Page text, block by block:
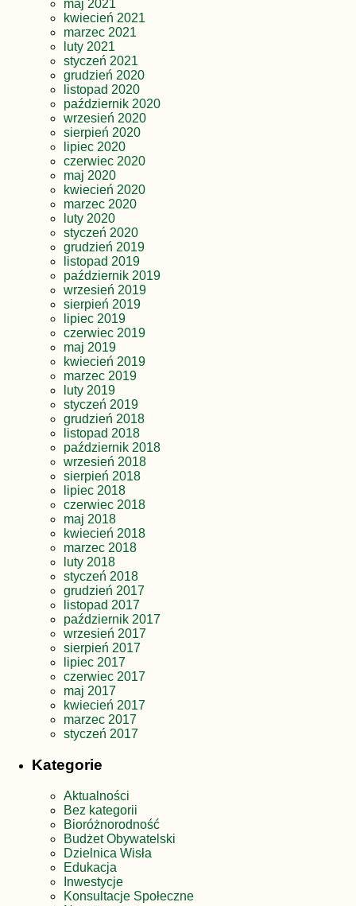
maj 2021
kwiecień 2021
marzec 2021
luty 2021
styczeń 2021
grudzień 2020
listopad 2020
październik 2020
wrzesień 2020
sierpień 2020
lipiec 2020
czerwiec 2020
maj 2020
kwiecień 2020
marzec 2020
luty 2020
styczeń 2020
grudzień 2019
listopad 2019
październik 2019
wrzesień 2019
sierpień 2019
lipiec 2019
czerwiec 2019
maj 2019
kwiecień 2019
marzec 2019
luty 2019
styczeń 2019
grudzień 2018
listopad 2018
październik 2018
wrzesień 2018
sierpień 2018
lipiec 2018
czerwiec 2018
maj 2018
kwiecień 2018
marzec 2018
luty 2018
styczeń 2018
grudzień 2017
listopad 2017
październik 2017
wrzesień 2017
sierpień 2017
lipiec 2017
czerwiec 2017
maj 2017
kwiecień 2017
marzec 2017
styczeń 2017
Kategorie
Aktualności
Bez kategorii
Bioróżnorodność
Budżet Obywatelski
Dzielnica Wisła
Edukacja
Inwestycje
Konsultacje Społeczne